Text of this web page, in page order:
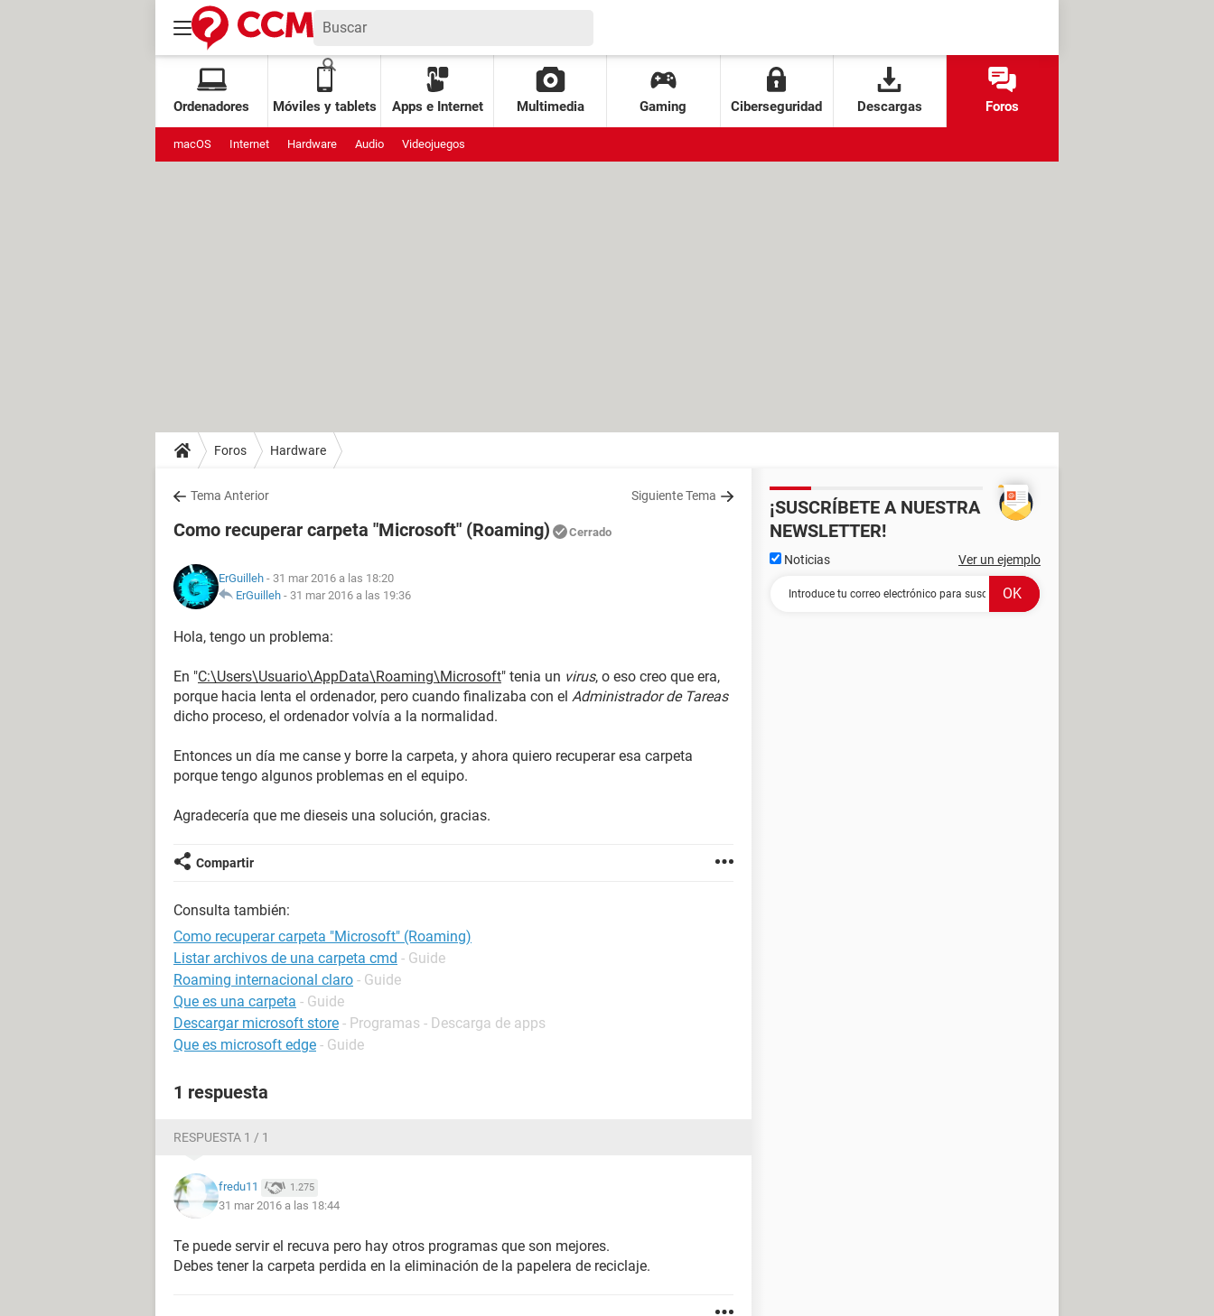
Ordenadores Móviles y tablets Apps e Internet Multimedia Gaming Ciberseguridad Descargas Foros
macOS Internet Hardware Audio Videojuegos
Foros Hardware
Tema Anterior Siguiente Tema
Como recuperar carpeta "Microsoft" (Roaming) Cerrado
ErGuilleh - 31 mar 2016 a las 18:20
ErGuilleh - 31 mar 2016 a las 19:36
Hola, tengo un problema:
En "C:\Users\Usuario\AppData\Roaming\Microsoft" tenia un virus, o eso creo que era,
porque hacia lenta el ordenador, pero cuando finalizaba con el Administrador de Tareas
dicho proceso, el ordenador volvía a la normalidad.
Entonces un día me canse y borre la carpeta, y ahora quiero recuperar esa carpeta
porque tengo algunos problemas en el equipo.
Agradecería que me dieseis una solución, gracias.
Compartir
Consulta también:
Como recuperar carpeta "Microsoft" (Roaming)
Listar archivos de una carpeta cmd - Guide
Roaming internacional claro - Guide
Que es una carpeta - Guide
Descargar microsoft store - Programas - Descarga de apps
Que es microsoft edge - Guide
1 respuesta
RESPUESTA 1 / 1
fredu11 1.275
31 mar 2016 a las 18:44
Te puede servir el recuva pero hay otros programas que son mejores.
Debes tener la carpeta perdida en la eliminación de la papelera de reciclaje.
¡SUSCRÍBETE A NUESTRA
NEWSLETTER!
Noticias Ver un ejemplo